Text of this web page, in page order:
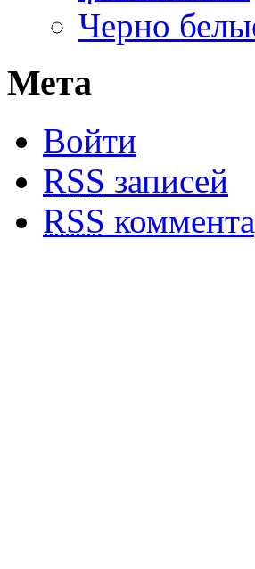
Черно
Мета
Войти
RSS записей
RSS